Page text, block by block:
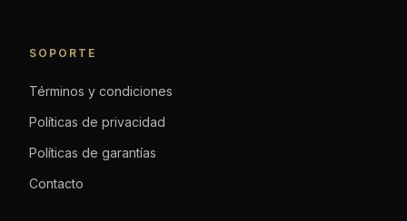
SOPORTE
Términos y condiciones
Políticas de privacidad
Políticas de garantías
Contacto